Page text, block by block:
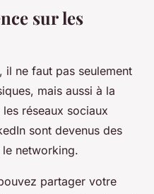
sur les
il ne faut pas seulement
mais aussi à la
réseaux sociaux
sont devenus des
networking.
partager votre